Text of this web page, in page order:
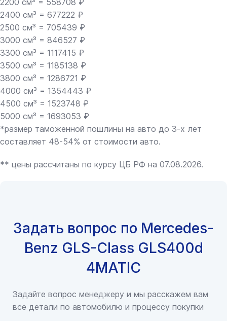
2200 см³ = 558708 ₽
2400 см³ = 677222 ₽
2500 см³ = 705439 ₽
3000 см³ = 846527 ₽
3300 см³ = 1117415 ₽
3500 см³ = 1185138 ₽
3800 см³ = 1286721 ₽
4000 см³ = 1354443 ₽
4500 см³ = 1523748 ₽
5000 см³ = 1693053 ₽
*размер таможенной пошлины на авто до 3-х лет
составляет 48-54% от стоимости авто.
** цены рассчитаны по курсу ЦБ РФ на 07.08.2026.
Задать вопрос по Mercedes-
Benz GLS-Class GLS400d
4MATIC
Задайте вопрос менеджеру и мы расскажем вам
все детали по автомобилю и процессу покупки